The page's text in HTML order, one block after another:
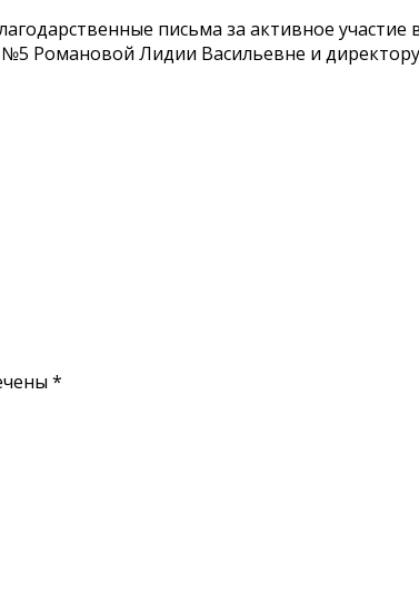
письма за активное
Романовой Лидии Васильевне и
*